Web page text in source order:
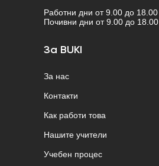
Работни дни от 9.00 до 18.00
Почивни дни от 9.00 до 18.00
За BUKI
За нас
Контакти
Как работи това
Нашите учители
Учебен процес